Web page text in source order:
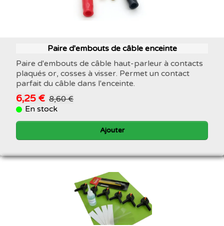
Paire d'embouts de câble enceinte
Paire d'embouts de câble haut-parleur à contacts
plaqués or, cosses à visser. Permet un contact
parfait du câble dans l'enceinte.
6,25 € 8,60 €
En stock
Ajouter